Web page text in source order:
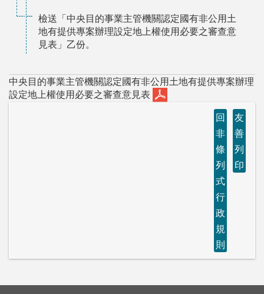
檢送「中央目的事業主管機關認定國有非公用土
地有提供專案辦理設定地上權使用必要之審查意
見表」乙份。
中央目的事業主管機關認定國有非公用土地有提供專案辦理
設定地上權使用必要之審查意見表
回
非
條
列
式
行
政
規
則
友
善
列
印